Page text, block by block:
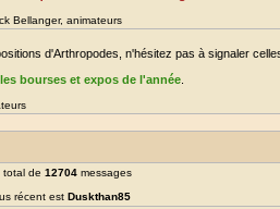
Bellanger, animateurs
d'Arthropodes, n'hésitez pas à signaler
bourses et expos de l'année
total de 12704 messages
récent est Duskthan85